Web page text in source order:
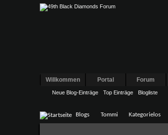
Willkommen Portal Forum
Neue Blog-Einträge Top Einträge Blogliste
Blogs Tommi Kategorielos